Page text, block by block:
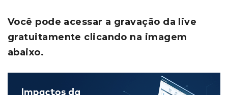
Você pode acessar a gravação da live
gratuitamente clicando na imagem
abaixo.